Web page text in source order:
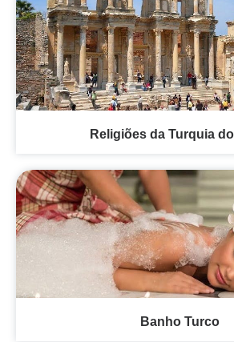
Religiões da Turquia
Banho Turco